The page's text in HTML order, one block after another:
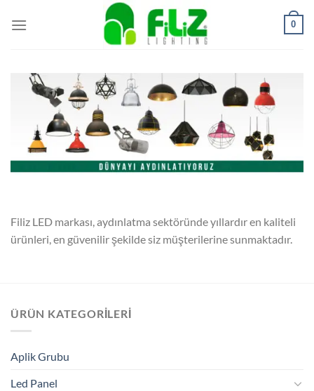
atla
0
Filiz LED markası, aydınlatma sektöründe yıllardır en kaliteli
ürünleri, en güvenilir şekilde siz müşterilerine sunmaktadır.
ÜRÜN KATEGORILERI
Aplik Grubu
Led Panel